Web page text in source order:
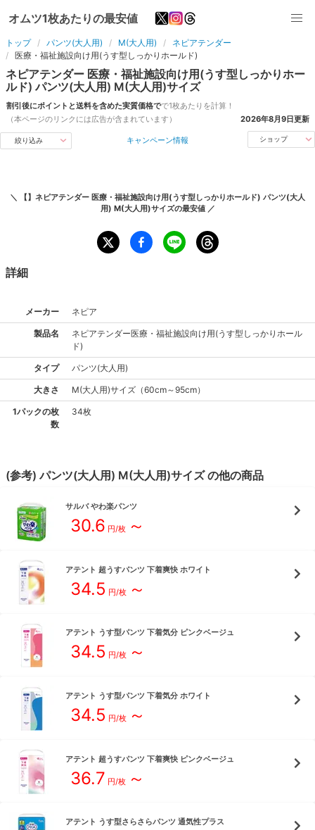
オムツ1枚あたりの最安値
トップ パンツ(大人用) M(大人用)
ネピアテンダー
医療・福祉施設向け用(うす型しっかりホールド)
ネピアテンダー 医療・福祉施設向け用(うす型しっかりホー
ルド) パンツ(大人用) M(大人用)サイズ
割引後にポイントと送料を含めた実質価格でで1枚あたりを計算！
（本ページのリンクには広告が含まれています）
2026年8月9日更新
絞り込み キャンペーン情報 ショップ
＼
【】ネピアテンダー 医療・福祉施設向け用(うす型しっかりホールド) パンツ(大人
用) M(大人用)サイズの最安値 ／
詳細
メーカー ネピア
製品名 ネピアテンダー医療・福祉施設向け用(うす型しっかりホール
ド)
タイプ パンツ(大人用)
大きさ M(大人用)サイズ （60cm～95cm）
1パックの枚
数
34枚
(参考)パンツ(大人用) M(大人用)サイズの他の商品
サルバ やわ楽パンツ
30.6 円/枚 ～
アテント 超うすパンツ 下着爽快 ホワイト
34.5 円/枚 ～
アテント うす型パンツ 下着気分 ピンクベージュ
34.5 円/枚 ～
アテント うす型パンツ 下着気分 ホワイト
34.5 円/枚 ～
アテント 超うすパンツ 下着爽快 ピンクベージュ
36.7 円/枚 ～
アテント うす型さらさらパンツ 通気性プラス